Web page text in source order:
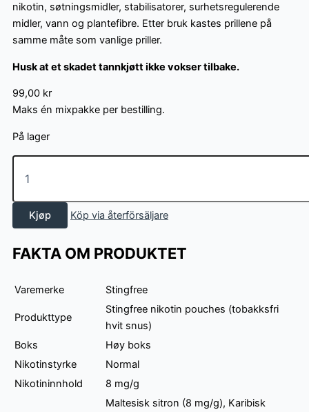
nikotin, søtningsmidler, stabilisatorer, surhetsregulerende
midler, vann og plantefibre. Etter bruk kastes prillene på
samme måte som vanlige priller.
Husk at et skadet tannkjøtt ikke vokser tilbake.
99,00 kr
Maks én mixpakke per bestilling.
På lager
Stingfree
Mix
pack
Fruit
Kjøp Köp via återförsäljare
FAKTA OM PRODUKTET
Varemerke Stingfree
Produkttype
Stingfree nikotin pouches (tobakksfri
hvit snus)
Boks
Høy boks
Nikotinstyrke
Normal
Nikotininnhold
8 mg/g
Maltesisk sitron (8 mg/g), Karibisk